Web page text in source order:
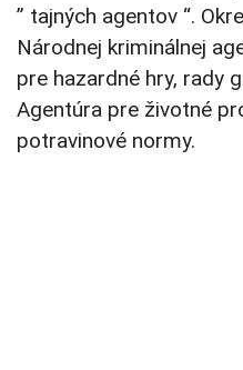
” tajných agentov “.
Národnej kriminálnej
pre hazardné hry, rady
Agentúra pre životné
potravinové normy.